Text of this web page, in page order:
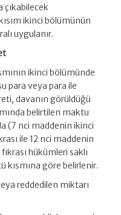
çıkabilecek
ikinci bölümünün
uygulanır.
ikinci bölümünde
para veya para ile
davanın görüldüğü
belirtilen maktu
(7 nci maddenin ikinci
ile 12 nci maddenin
hükümleri saklı
kısmına göre belirlenir.
reddedilen miktarı